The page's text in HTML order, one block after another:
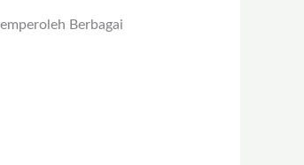
Berbagai